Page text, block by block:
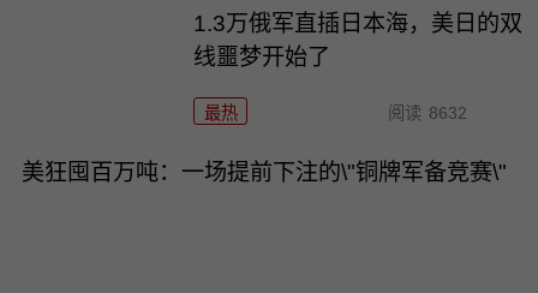
1.3万俄军直插日本海，美日的双
线噩梦开始了
最热 阅读 8632
美狂囤百万吨：一场提前下注的\"铜牌军备竞赛\"